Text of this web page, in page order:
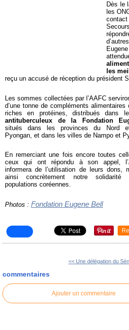
Dès le
les
les
reçu un accusé de réception du président
Les sommes collectées par l’AAFC
d’une tonne de compléments alimentaires
riches en protéines, distribués dans
antituberculeux de la Fondation
situés dans les provinces du Nord
Pyongan, et dans les villes de Nampo et
En remerciant une fois encore toutes
ceux qui ont répondu à son appel,
informera de l’utilisation de leurs dons,
ainsi concrètement notre
populations coréennes.
Photos : Fondation Eugene Bell
<< Une délégation du
commentaires
Ajouter un commentaire